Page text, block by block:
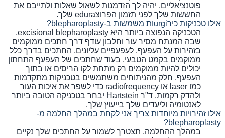
פוטנציאליים. יהיה לך הזדמנות לשאול שאלות ולתייבם את
החששות שלך לפני תזמון הפרוצedura שלך.
אילו טכניקות כירurgiות משמשות ב-blepharoplasty?
הטכניקה הנפוצה ביותר היא excisional blepharoplasty,
שבה המנתח מסיר עור וחלבון עודף דרך חתכים ממוקמים
בזהירות על העפעף. לעפעפיים עליונים, החתכים בדרך כלל
ממוקמים בקמט הטבעי, בעוד שחתכים של העפעף התחתון
יכולים להיות ממוקמים רק מתחת לקו הריסים או בתוך
העפעף. חלק מהניתוחים משתמשים בטכניקות מתקדמות
כמו laser או radiofrequency כדי לשפר את איכות העור
ולהדק רקמות. ד"ר Hartstein יבחר בטכניקה הטובה ביותר
לאנטומיה וליעדים שלך בייעוץ שלך.
אילו זהירויות מיוחדות צריך אני לקחת במהלך החלמה מ-
blepharoplasty?
במהלך ההחלמה, תצטרך לשמור על החתכים שלך נקיים